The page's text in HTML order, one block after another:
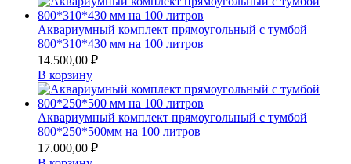
Аквариумный комплект прямоугольный с тумбой
800*310*430 мм на 100 литров
14.500,00 ₽
В корзину
Аквариумный комплект прямоугольный с тумбой
800*250*500мм на 100 литров
17.000,00 ₽